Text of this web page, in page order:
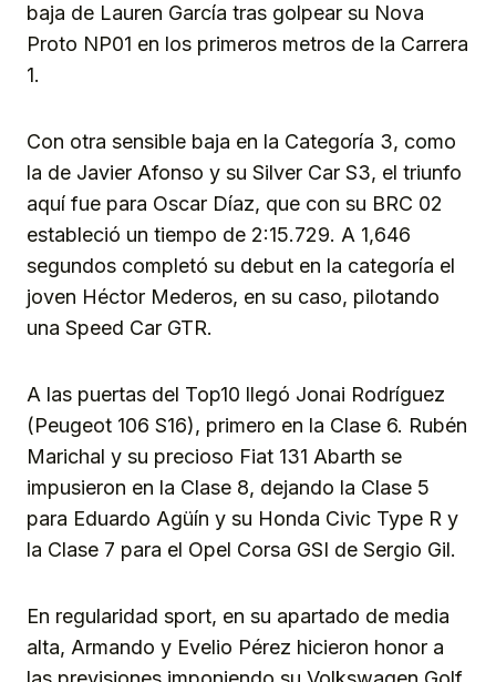
baja de Lauren García tras golpear su Nova
Proto NP01 en los primeros metros de la Carrera
1.
Con otra sensible baja en la Categoría 3, como
la de Javier Afonso y su Silver Car S3, el triunfo
aquí fue para Oscar Díaz, que con su BRC 02
estableció un tiempo de 2:15.729. A 1,646
segundos completó su debut en la categoría el
joven Héctor Mederos, en su caso, pilotando
una Speed Car GTR.
A las puertas del Top10 llegó Jonai Rodríguez
(Peugeot 106 S16), primero en la Clase 6. Rubén
Marichal y su precioso Fiat 131 Abarth se
impusieron en la Clase 8, dejando la Clase 5
para Eduardo Agüín y su Honda Civic Type R y
la Clase 7 para el Opel Corsa GSI de Sergio Gil.
En regularidad sport, en su apartado de media
alta, Armando y Evelio Pérez hicieron honor a